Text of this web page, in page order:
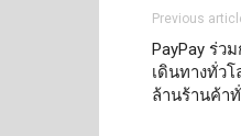
Previous
PayPay ร่ว
เดินทางทั่ว
ล้านร้านค้า